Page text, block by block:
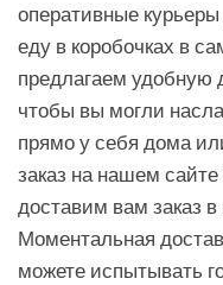
оперативные
еду в коробочках в
предлагаем удобную
чтобы вы могли
прямо у себя дома
заказ на нашем
доставим вам заказ
Моментальная
можете испытывать